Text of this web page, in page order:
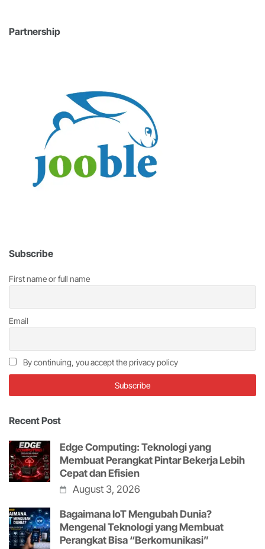
Partnership
Subscribe
First name or full name
Email
By continuing, you accept the privacy policy
Recent Post
Edge Computing: Teknologi yang
Membuat Perangkat Pintar Bekerja Lebih
Cepat dan Efisien
August 3, 2026
Bagaimana IoT Mengubah Dunia?
Mengenal Teknologi yang Membuat
Perangkat Bisa “Berkomunikasi”